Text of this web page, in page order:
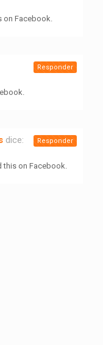
on Facebook.
Responder
dice:
this on Facebook.
Responder